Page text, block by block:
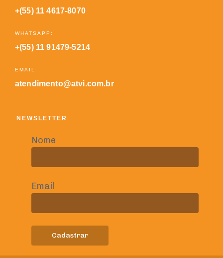
+(55) 11 4617-8070
WHATSAPP:
+(55) 11 91479-5214
EMAIL:
atendimento@atvi.com.br
NEWSLETTER
Nome
Email